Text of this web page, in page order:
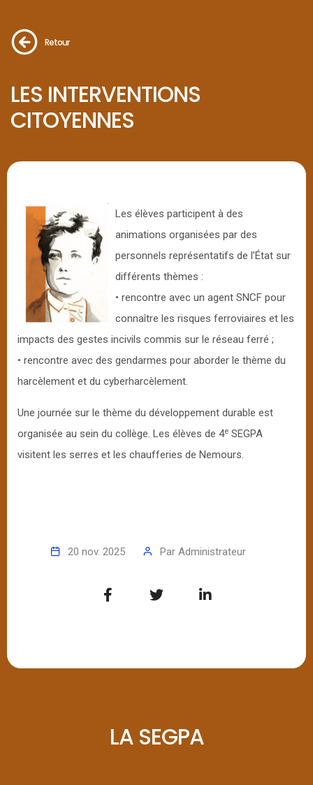
Retour
LES INTERVENTIONS
CITOYENNES
Les élèves participent à des
animations organisées par des
personnels représentatifs de l’État sur
différents thèmes :
• rencontre avec un agent SNCF pour
connaître les risques ferroviaires et les
impacts des gestes incivils commis sur le réseau ferré ;
• rencontre avec des gendarmes pour aborder le thème du
harcèlement et du cyberharcèlement.
Une journée sur le thème du développement durable est
organisée au sein du collège. Les élèves de 4e SEGPA
visitent les serres et les chaufferies de Nemours.
20 nov. 2025 Par Administrateur
LA SEGPA